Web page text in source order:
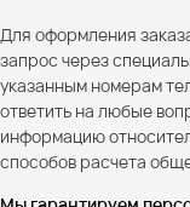
Для оформления
запрос через
указанным номерам
ответить на любые
информацию
способов расчета